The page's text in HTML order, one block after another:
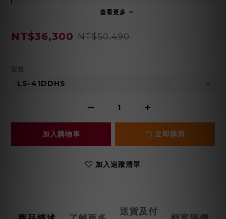
查看更多
NT$36,300 NT$50,490
加入購物車 立即購買
加入追蹤清單
送貨及付